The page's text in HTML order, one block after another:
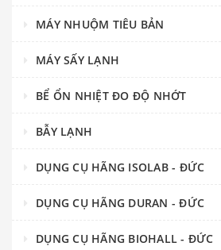
MÁY NHUỘM TIÊU BẢN
MÁY SẤY LẠNH
BỂ ỔN NHIỆT ĐO ĐỘ NHỚT
BẪY LẠNH
DỤNG CỤ HÃNG ISOLAB - ĐỨC
DỤNG CỤ HÃNG DURAN - ĐỨC
DỤNG CỤ HÃNG BIOHALL - ĐỨC